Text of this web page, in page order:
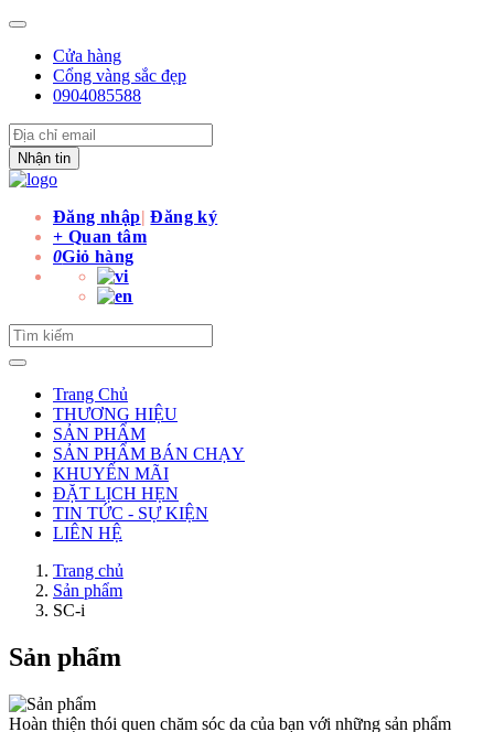
Cửa hàng
Cổng vàng sắc đẹp
0904085588
Nhận tin
Đăng nhập|Đăng ký
+ Quan tâm
0Giỏ hàng
Trang Chủ
THƯƠNG HIỆU
SẢN PHẨM
SẢN PHẨM BÁN CHẠY
KHUYẾN MÃI
ĐẶT LỊCH HẸN
TIN TỨC - SỰ KIỆN
LIÊN HỆ
Trang chủ
Sản phẩm
SC-i
Sản phẩm
Hoàn thiện thói quen chăm sóc da của bạn với những sản phẩm